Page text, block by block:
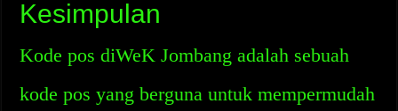
Kesimpulan
Kode pos diWeK Jombang adalah sebuah
kode pos yang berguna untuk mempermudah